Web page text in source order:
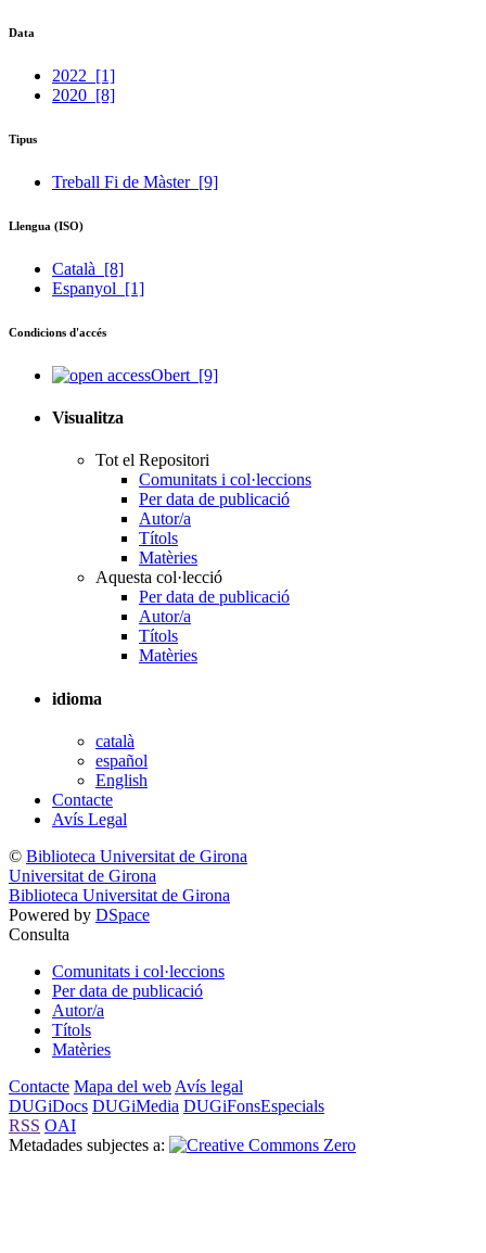
Data
2022 [1]
2020 [8]
Tipus
Treball Fi de Màster [9]
Llengua (ISO)
Català [8]
Espanyol [1]
Condicions d'accés
Obert [9]
Visualitza
Tot el Repositori
Comunitats i col·leccions
Per data de publicació
Autor/a
Títols
Matèries
Aquesta col·lecció
Per data de publicació
Autor/a
Títols
Matèries
idioma
català
español
English
Contacte
Avís Legal
© Biblioteca Universitat de Girona
Universitat de Girona
Biblioteca Universitat de Girona
Powered by DSpace
Consulta
Comunitats i col·leccions
Per data de publicació
Autor/a
Títols
Matèries
Contacte Mapa del web Avís legal
DUGiDocs DUGiMedia DUGiFonsEspecials
RSS OAI
Metadades subjectes a: